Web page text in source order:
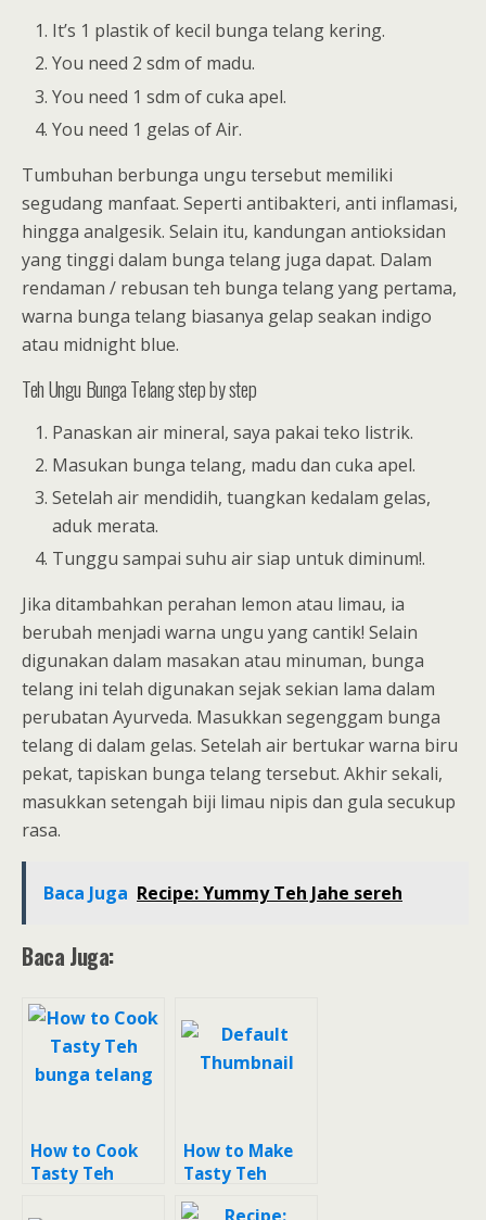
It’s 1 plastik of kecil bunga telang kering.
You need 2 sdm of madu.
You need 1 sdm of cuka apel.
You need 1 gelas of Air.
Tumbuhan berbunga ungu tersebut memiliki
segudang manfaat. Seperti antibakteri, anti inflamasi,
hingga analgesik. Selain itu, kandungan antioksidan
yang tinggi dalam bunga telang juga dapat. Dalam
rendaman / rebusan teh bunga telang yang pertama,
warna bunga telang biasanya gelap seakan indigo
atau midnight blue.
Teh Ungu Bunga Telang step by step
Panaskan air mineral, saya pakai teko listrik.
Masukan bunga telang, madu dan cuka apel.
Setelah air mendidih, tuangkan kedalam gelas,
aduk merata.
Tunggu sampai suhu air siap untuk diminum!.
Jika ditambahkan perahan lemon atau limau, ia
berubah menjadi warna ungu yang cantik! Selain
digunakan dalam masakan atau minuman, bunga
telang ini telah digunakan sejak sekian lama dalam
perubatan Ayurveda. Masukkan segenggam bunga
telang di dalam gelas. Setelah air bertukar warna biru
pekat, tapiskan bunga telang tersebut. Akhir sekali,
masukkan setengah biji limau nipis dan gula secukup
rasa.
Baca Juga Recipe: Yummy Teh Jahe sereh
Baca Juga:
How to Cook
Tasty Teh
How to Make
Tasty Teh
Lemon Bunga